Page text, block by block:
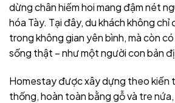
dừng chân hiếm hoi mang đậm nét
hóa Tày. Tại đây, du khách không chỉ
trong không gian yên bình, mà còn
sống thật – như một người con bản
Homestay được xây dựng theo kiến
thống, hoàn toàn bằng gỗ và tre nứa,